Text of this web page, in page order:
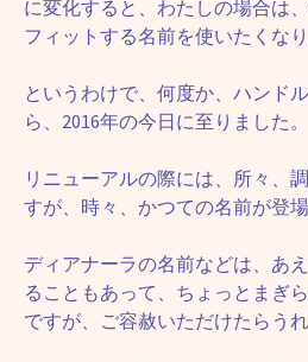
に変化すると、わたしの場合は
フィットする名前を使いたくなり
というわけで、何度か、ハンド
ら、2016年の今日に至りました。
リニューアルの際には、所々、
すが、時々、かつての名前が登
ディアナーラの名前などは、あ
ることもあって、ちょっとまぎ
ですが、ご容赦いただけたらうれ